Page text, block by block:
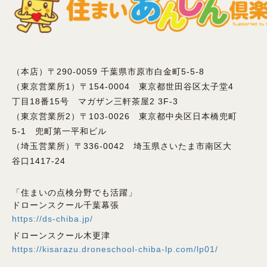
（本店）〒290-0059 千葉県市原市白金町5-5-8
（東京営業所1）〒154-0004 東京都世田谷区太子堂4
丁目18番15号 マガザン三軒茶屋2 3F-3
（東京営業所2）〒103-0026 東京都中央区日本橋兜町
5-1 兜町第一平和ビル
（埼玉営業所）〒336-0042 埼玉県さいたま市南区大
谷口1417-24
「住まいの点検分野でも活躍」
ドローンスクール千葉幕張
https://ds-chiba.jp/
ドローンスクール木更津
https://kisarazu.droneschool-chiba-lp.com/lp01/